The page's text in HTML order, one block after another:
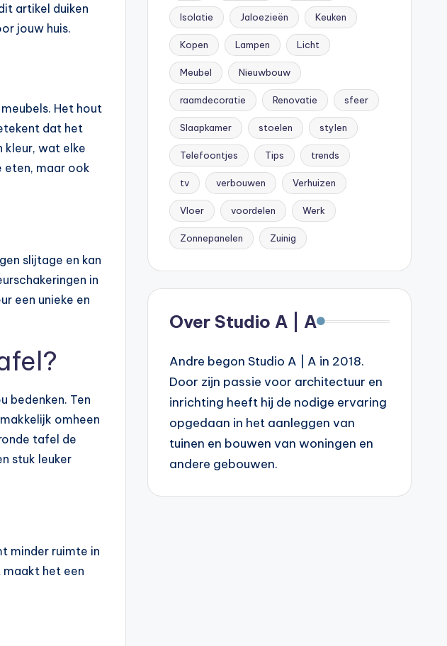
artikel duiken
jouw huis.
Het hout
dat het
kleur, wat elke
eten, maar ook
slijtage en kan
in
een unieke en
bedenken. Ten
omheen
tafel de
stuk leuker
minder ruimte in
het een
Isolatie Jaloezieën Keuken
Kopen Lampen Licht
Meubel Nieuwbouw
raamdecoratie Renovatie sfeer
Slaapkamer stoelen stylen
Telefoontjes Tips trends
tv verbouwen Verhuizen
Vloer voordelen Werk
Zonnepanelen Zuinig
Over Studio A | A
Andre begon Studio A | A in 2018.
Door zijn passie voor architectuur en
inrichting heeft hij de nodige ervaring
opgedaan in het aanleggen van
tuinen en bouwen van woningen en
andere gebouwen.